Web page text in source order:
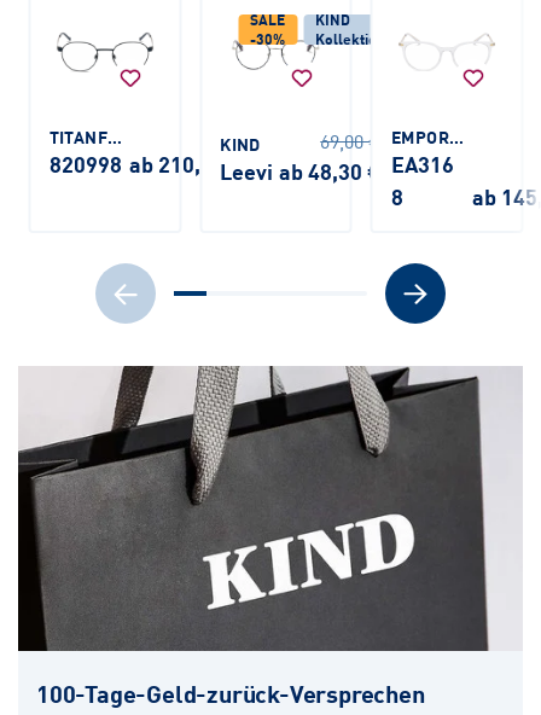
TITANFLEX
820998 ab 210,00 €
SALE
-30%
KIND
Kollektion
KIND
Leevi
69,00 €
ab 48,30 €
EMPORIO ARMANI
EA316
8
ab
100-Tage-Geld-zurück-Versprechen